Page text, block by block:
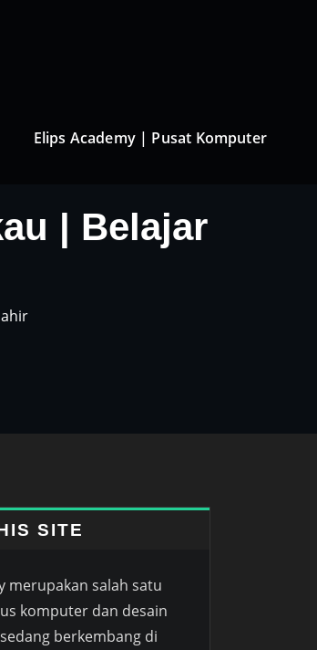
Elips Academy | Pusat Komputer
| Belajar
SITE
merupakan salah satu
komputer dan desain
berkembang di